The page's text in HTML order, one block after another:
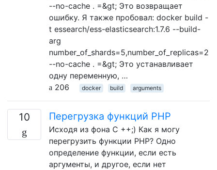
--no-cache . =&gt; Это возвращает
ошибку. Я также пробовал: docker build -
t essearch/ess-elasticsearch:1.7.6 --build-
arg
number_of_shards=5,number_of_replicas=2
--no-cache . =&gt; Это устанавливает
одну переменную, …
206
docker build arguments
10 Перегрузка функций PHP
Исходя из фона C ++;) Как я могу
перегрузить функции PHP? Одно
определение функции, если есть
аргументы, и другое, если нет